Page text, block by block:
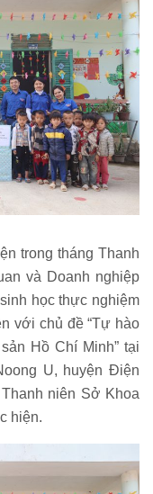
trong tháng Thanh
và Doanh nghiệp
học thực nghiệm
với chủ đề “Tự hào
Hồ Chí Minh” tại
U, huyện Điện
niên Sở Khoa
hiện.